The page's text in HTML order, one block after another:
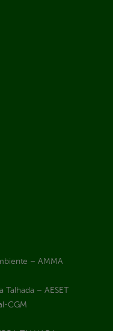
– AMMA
Talhada – AESET
CGM